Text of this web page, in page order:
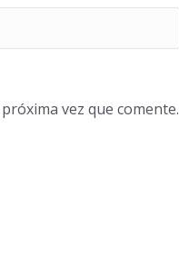
vez que comente.